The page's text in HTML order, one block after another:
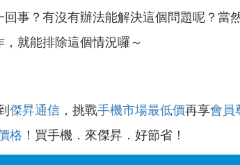
回事？有沒有辦法能解決這個問題呢？當
就能排除這個情況囉～
傑昇通信 ，挑戰手機市場最低價再享會員
格 ！買手機．來傑昇．好節省！